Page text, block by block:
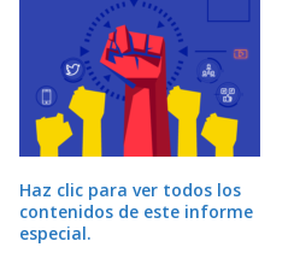
Haz clic para ver todos los
contenidos de este informe
especial.